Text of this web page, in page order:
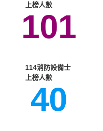
上榜人數
101
114消防設備士 ​
上榜人數
40